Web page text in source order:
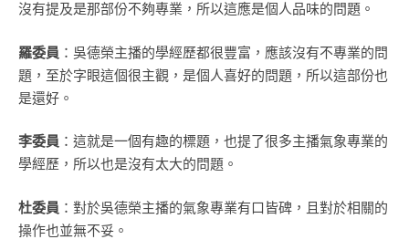
沒有提及是那部份不夠專業，所以這應是個人品味的問題。
羅委員 ：吳德榮主播的學經歷都很豐富，應該沒有不專業的問
題，至於字眼這個很主觀，是個人喜好的問題，所以這部份也
是還好。
李委員 ：這就是一個有趣的標題，也提了很多主播氣象專業的
學經歷，所以也是沒有太大的問題。
杜委員 ：對於吳德榮主播的氣象專業有口皆碑，且對於相關的
操作也並無不妥。